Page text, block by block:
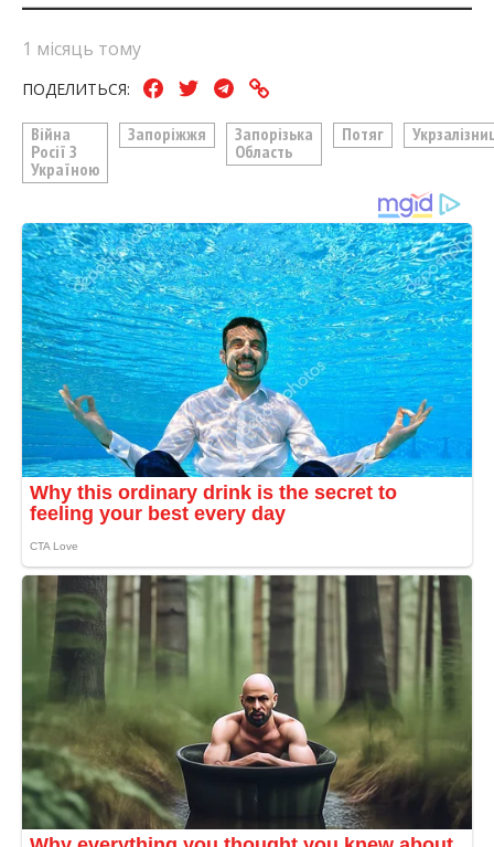
1 місяць тому
ПОДЕЛИТЬСЯ:
Війна
Росії З
Україною
Запоріжжя
Запорізька
Область
Потяг